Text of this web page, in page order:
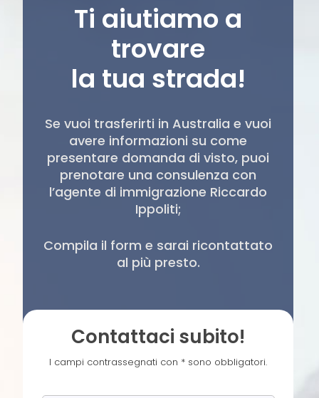
Ti aiutiamo a
trovare
la tua strada!
Se vuoi trasferirti in Australia e vuoi
avere informazioni su come
presentare domanda di visto, puoi
prenotare una consulenza con
l’agente di immigrazione Riccardo
Ippoliti;
Compila il form e sarai ricontattato
al più presto.
Contattaci subito!
I campi contrassegnati con * sono obbligatori.